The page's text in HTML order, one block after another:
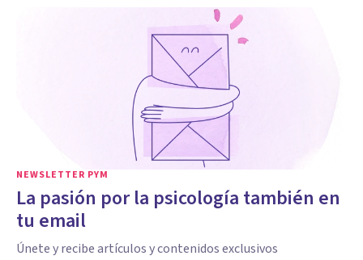
NEWSLETTER PYM
La pasión por la psicología también en
tu email
Únete y recibe artículos y contenidos exclusivos